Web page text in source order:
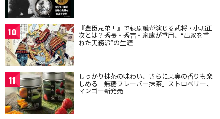
10 『豊臣兄弟！』で萩原護が演じる武将・小堀正
次とは？秀長・秀吉・家康が重用、“出家を重
ねた実務派”の生涯
11 しっかり抹茶の味わい、さらに果実の香りも楽
しめる「無糖フレーバー抹茶」ストロベリー、
マンゴー新発売